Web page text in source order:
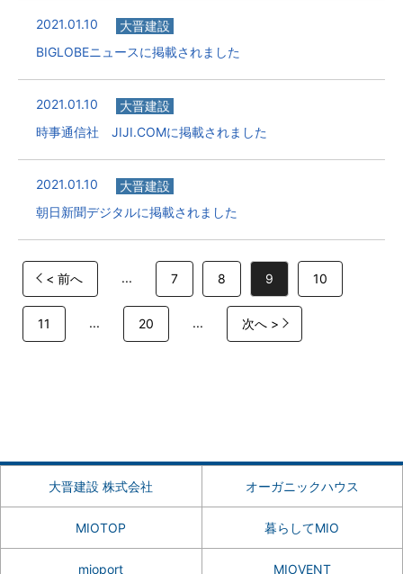
2021.01.10
大晋建設
BIGLOBEニュースに掲載されました
2021.01.10
大晋建設
時事通信社 JIJI.COMに掲載されました
2021.01.10
大晋建設
朝日新聞デジタルに掲載されました
< 前へ ... 7 8 9 10
11 ... 20 ... 次へ >
大晋建設 株式会社 オーガニックハウス
MIOTOP 暮らしてMIO
mioport MIOVENT